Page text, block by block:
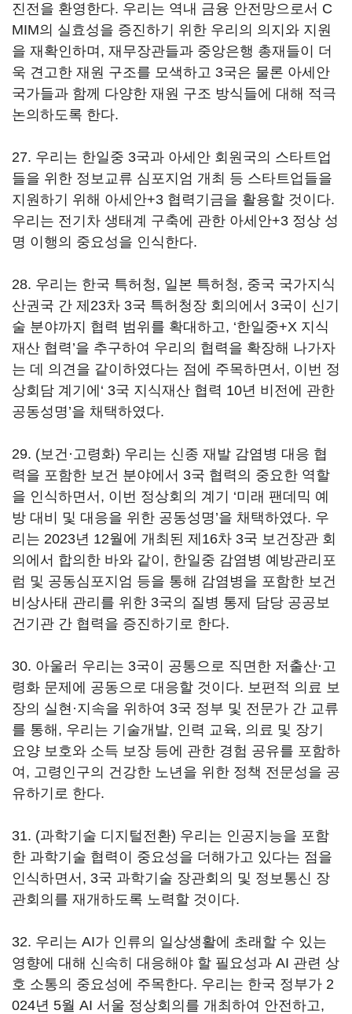
진전을 환영한다. 우리는 역내 금융 안전망으로서 C
MIM의 실효성을 증진하기 위한 우리의 의지와 지원
을 재확인하며, 재무장관들과 중앙은행 총재들이 더
욱 견고한 재원 구조를 모색하고 3국은 물론 아세안
국가들과 함께 다양한 재원 구조 방식들에 대해 적극
논의하도록 한다.
27. 우리는 한일중 3국과 아세안 회원국의 스타트업
들을 위한 정보교류 심포지엄 개최 등 스타트업들을
지원하기 위해 아세안+3 협력기금을 활용할 것이다.
우리는 전기차 생태계 구축에 관한 아세안+3 정상 성
명 이행의 중요성을 인식한다.
28. 우리는 한국 특허청, 일본 특허청, 중국 국가지식
산권국 간 제23차 3국 특허청장 회의에서 3국이 신기
술 분야까지 협력 범위를 확대하고, ‘한일중+X 지식
재산 협력’을 추구하여 우리의 협력을 확장해 나가자
는 데 의견을 같이하였다는 점에 주목하면서, 이번 정
상회담 계기에‘ 3국 지식재산 협력 10년 비전에 관한
공동성명’을 채택하였다.
29. (보건·고령화) 우리는 신종 재발 감염병 대응 협
력을 포함한 보건 분야에서 3국 협력의 중요한 역할
을 인식하면서, 이번 정상회의 계기 ‘미래 팬데믹 예
방 대비 및 대응을 위한 공동성명’을 채택하였다. 우
리는 2023년 12월에 개최된 제16차 3국 보건장관 회
의에서 합의한 바와 같이, 한일중 감염병 예방관리포
럼 및 공동심포지엄 등을 통해 감염병을 포함한 보건
비상사태 관리를 위한 3국의 질병 통제 담당 공공보
건기관 간 협력을 증진하기로 한다.
30. 아울러 우리는 3국이 공통으로 직면한 저출산·고
령화 문제에 공동으로 대응할 것이다. 보편적 의료 보
장의 실현·지속을 위하여 3국 정부 및 전문가 간 교류
를 통해, 우리는 기술개발, 인력 교육, 의료 및 장기
요양 보호와 소득 보장 등에 관한 경험 공유를 포함하
여, 고령인구의 건강한 노년을 위한 정책 전문성을 공
유하기로 한다.
31. (과학기술 디지털전환) 우리는 인공지능을 포함
한 과학기술 협력이 중요성을 더해가고 있다는 점을
인식하면서, 3국 과학기술 장관회의 및 정보통신 장
관회의를 재개하도록 노력할 것이다.
32. 우리는 AI가 인류의 일상생활에 초래할 수 있는
영향에 대해 신속히 대응해야 할 필요성과 AI 관련 상
호 소통의 중요성에 주목한다. 우리는 한국 정부가 2
024년 5월 AI 서울 정상회의를 개최하여 안전하고,